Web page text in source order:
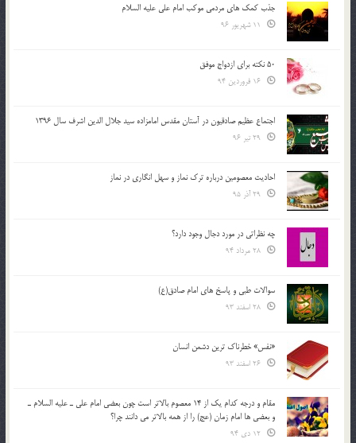
جذب کمک های مردمی موکب امام علی علیه السلام
50 نکته برای ازدواج موفق
اجتماع عظیم صادقیون در آستان مقدس امامزاده سید جلال الدین اشرف سال 1396
احادیث معصومین درباره ترک نماز و سهل انگاری در نماز
چه نظراتی در مورد دجال وجود دارد؟
سوالات طبی و پاسخ های امام صادق(ع)
«نفس» خطرناک ترین دشمن انسان
مقام و درجه كدام يك از 14 معصوم بالاتر است چون بعضي امام علي ـ عليه السلام ـ
و بعضي ها امام زمان (عج) را از همه بالاتر مي دانند چرا؟